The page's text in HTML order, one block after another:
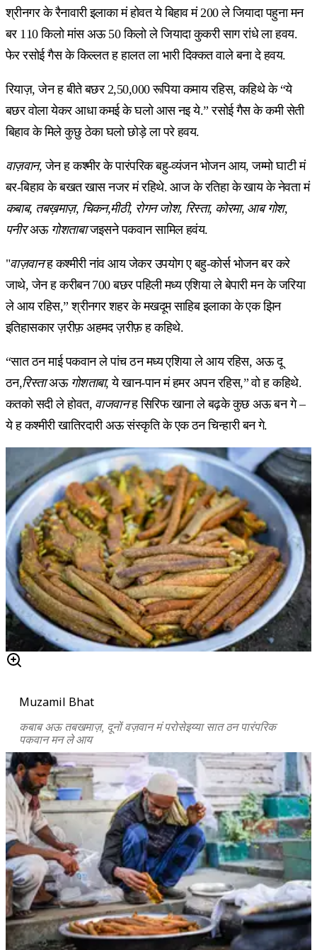
श्रीनगर के रैनावारी इलाका मं होवत ये बिहाव मं 200 ले जियादा पहुना मन
बर 110 किलो मांस अऊ 50 किलो ले जियादा कुकरी साग रांधे ला हवय.
फेर रसोई गैस के किल्लत ह हालत ला भारी दिक्कत वाले बना दे हवय.
रियाज़, जेन ह बीते बछर 2,50,000 रूपिया कमाय रहिस, कहिथे के “ये
बछर वोला येकर आधा कमई के घलो आस नइ ये.” रसोई गैस के कमी सेती
बिहाव के मिले कुछु ठेका घलो छोड़े ला परे हवय.
वाज़वान, जेन ह कश्मीर के पारंपरिक बहु-व्यंजन भोजन आय, जम्मो घाटी मं
बर-बिहाव के बखत खास नजर मं रहिथे. आज के रतिहा के खाय के नेवता मं
कबाब, तबख़माज़, चिकन,मीठी, रोगन जोश, रिस्ता, कोरमा, आब गोश,
पनीरअऊ गोशताबाजइसने पकवान सामिल हवंय.
"वाज़वानह कश्मीरी नांव आय जेकर उपयोग ए बहु-कोर्स भोजन बर करे
जाथे, जेन ह करीबन 700 बछर पहिली मध्य एशिया ले बेपारी मन के जरिया
ले आय रहिस,” श्रीनगर शहर के मखदूम साहिब इलाका के एक झिन
इतिहासकार ज़रीफ़ अहमद ज़रीफ़ ह कहिथे.
“सात ठन माई पकवान ले पांच ठन मध्य एशिया ले आय रहिस, अऊ दू
ठन,रिस्ताअऊ गोशताबा, ये खान-पान मं हमर अपन रहिस,” वो ह कहिथे.
कतको सदी ले होवत, वाजवानह सिरिफ खाना ले बढ़के कुछ अऊ बन गे –
ये ह कश्मीरी खातिरदारी अऊ संस्कृति के एक ठन चिन्हारी बन गे.
Muzamil Bhat
कबाब अऊ तबखमाज़, दूनों वज़वान मं परोसेइय्या सात ठन पारंपरिक
पकवान मन ले आय